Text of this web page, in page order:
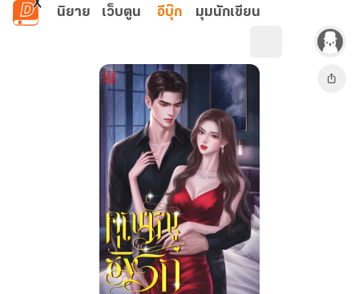
ข้ามไปยังเนื้อหาหลัก
นิยาย เว็บตูน อีบุ๊ก มุมนักเขียน